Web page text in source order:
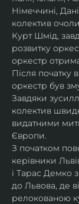
Німеччині,
колектив
Курт Шмід,
розвитку
оркестр
Після початку
оркестр був
Завдяки
колектив
видатними
Європи.
З початком
керівники
і Тарас Демко
до Львова, де
релокованою